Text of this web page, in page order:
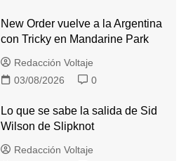
New Order vuelve a la Argentina
con Tricky en Mandarine Park
Redacción Voltaje
03/08/2026
0
Lo que se sabe la salida de Sid
Wilson de Slipknot
Redacción Voltaje